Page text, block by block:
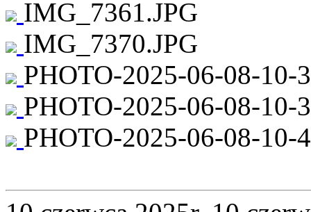
IMG_7361.JPG
IMG_7370.JPG
PHOTO-2025-06-08-10-
PHOTO-2025-06-08-10-
PHOTO-2025-06-08-10-